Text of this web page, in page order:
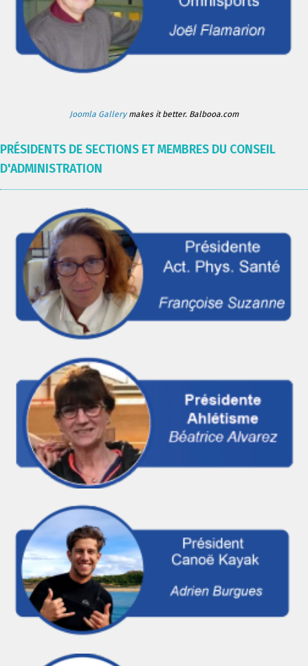
Joomla Gallerymakes it better. Balbooa.com
PRÉSIDENTS DE SECTIONS ET MEMBRES DU CONSEIL
D'ADMINISTRATION